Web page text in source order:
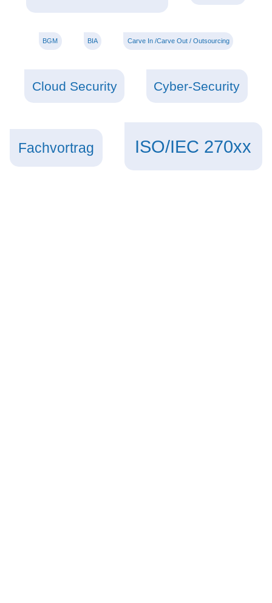
BGM BIA Carve In /Carve Out / Outsourcing
Cloud Security Cyber-Security
Fachvortrag ISO/IEC 270xx